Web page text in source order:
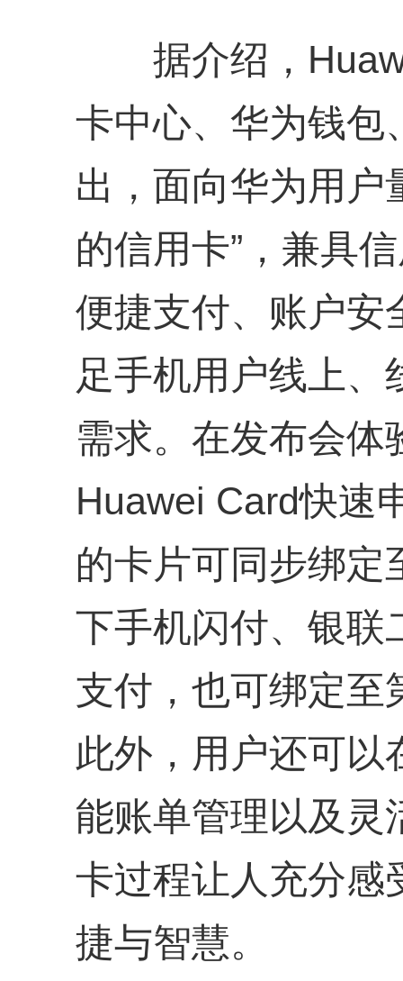
据介绍，
卡中心、华为钱包
出，面向华为用户
的信用卡”，兼具
便捷支付、账户安
足手机用户线上、
需求。在发布会体
Huawei Card快速
的卡片可同步绑定
下手机闪付、银联
支付，也可绑定至
此外，用户还可以
能账单管理以及灵
卡过程让人充分感
捷与智慧。